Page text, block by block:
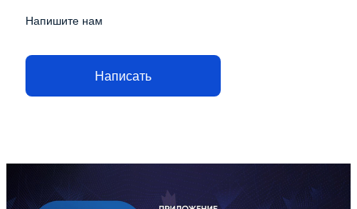
Напишите нам
Написать